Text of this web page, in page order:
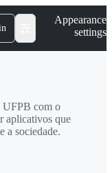
Appearance
settings
UFPB com o
aplicativos que
a sociedade.